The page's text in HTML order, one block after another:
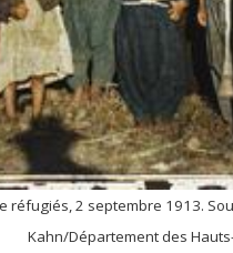
réfugiés, 2 septembre 1913.
Kahn/Département des